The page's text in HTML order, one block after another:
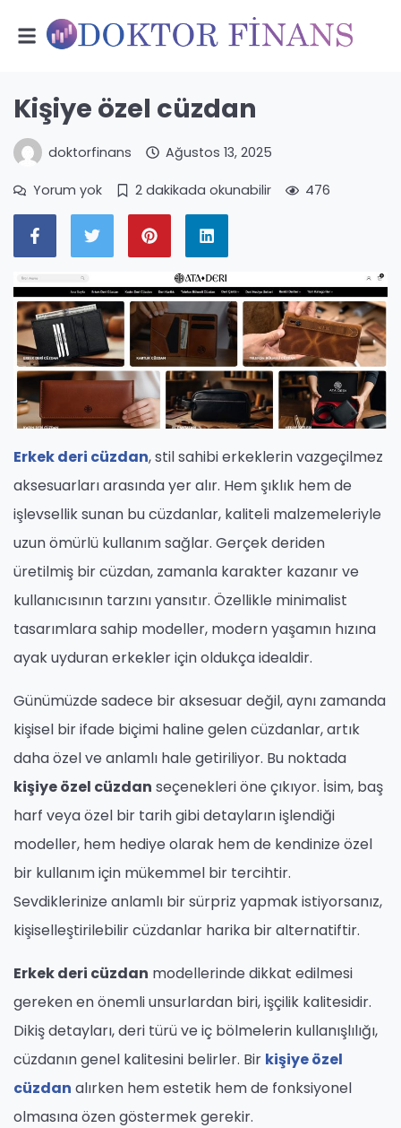
Kişiye özel cüzdan
doktorfinans Ağustos 13, 2025
Yorum yok 2 dakikada okunabilir 476
Erkek deri cüzdan, stil sahibi erkeklerin vazgeçilmez
aksesuarları arasında yer alır. Hem şıklık hem de
işlevsellik sunan bu cüzdanlar, kaliteli malzemeleriyle
uzun ömürlü kullanım sağlar. Gerçek deriden
üretilmiş bir cüzdan, zamanla karakter kazanır ve
kullanıcısının tarzını yansıtır. Özellikle minimalist
tasarımlara sahip modeller, modern yaşamın hızına
ayak uyduran erkekler için oldukça idealdir.
Günümüzde sadece bir aksesuar değil, aynı zamanda
kişisel bir ifade biçimi haline gelen cüzdanlar, artık
daha özel ve anlamlı hale getiriliyor. Bu noktada
kişiye özel cüzdan seçenekleri öne çıkıyor. İsim, baş
harf veya özel bir tarih gibi detayların işlendiği
modeller, hem hediye olarak hem de kendinize özel
bir kullanım için mükemmel bir tercihtir.
Sevdiklerinize anlamlı bir sürpriz yapmak istiyorsanız,
kişiselleştirilebilir cüzdanlar harika bir alternatiftir.
Erkek deri cüzdan modellerinde dikkat edilmesi
gereken en önemli unsurlardan biri, işçilik kalitesidir.
Dikiş detayları, deri türü ve iç bölmelerin kullanışlılığı,
cüzdanın genel kalitesini belirler. Bir kişiye özel
cüzdan alırken hem estetik hem de fonksiyonel
olmasına özen göstermek gerekir.